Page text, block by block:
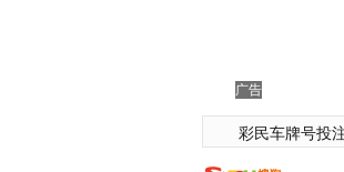
广告
彩民车牌号投